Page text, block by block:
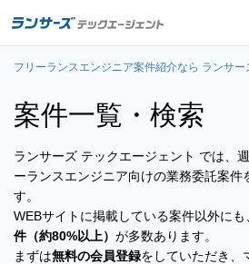
案件一覧
お役立ちコンテン
よくある質問
ログイン
フリーランスエンジニア案件紹介なら ランサー
案件一覧・検索
ランサーズ テックエージェント では、
ーランスエンジニア向けの業務委託案件
す。
WEBサイトに掲載している案件以外にも
件（約80%以上） が多数あります。
まずは無料の会員登録をしていただき、